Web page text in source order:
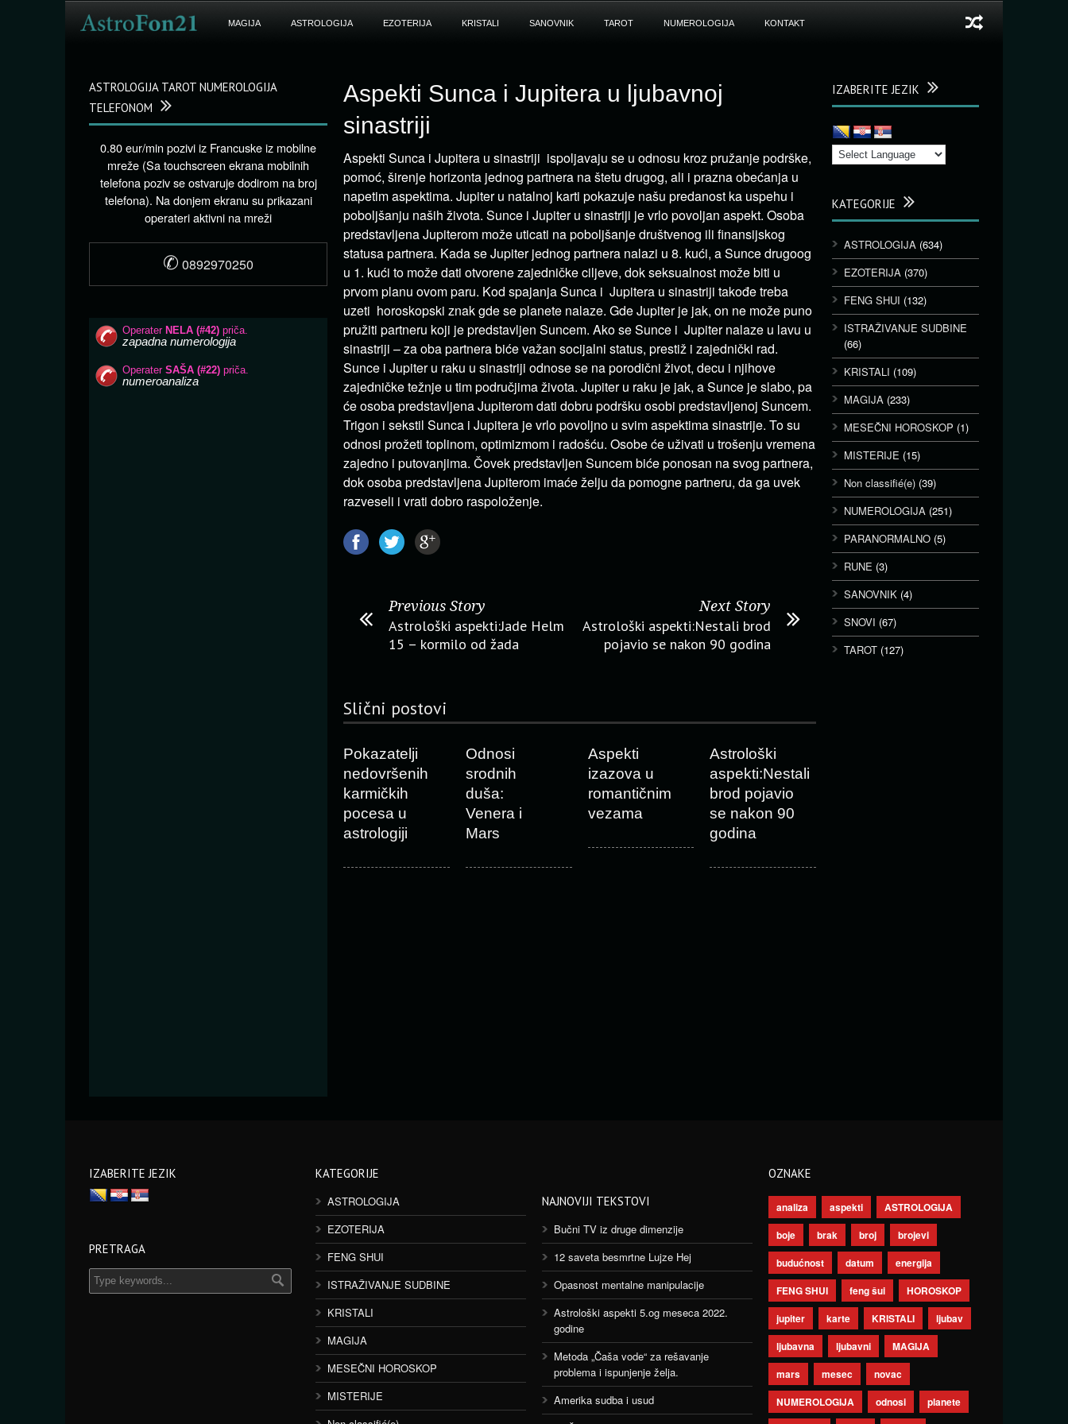
MAGIJA ASTROLOGIJA EZOTERIJA KRISTALI SANOVNIK TAROT NUMEROLOGIJA KONTAKT
Aspekti Sunca i Jupitera u ljubavnoj
sinastriji
Aspekti Sunca i Jupitera u sinastriji ispoljavaju se u odnosu kroz pružanje podrške,
pomoć, širenje horizonta jednog partnera na štetu drugog, ali i prazna obećanja u
napetim aspektima. Jupiter u natalnoj karti pokazuje našu predanost ka uspehu i
poboljšanju naših života. Sunce i Jupiter u sinastriji je vrlo povoljan aspekt. Osoba
predstavljena Jupiterom može uticati na poboljšanje društvenog ili finansijskog
statusa partnera. Kada se Jupiter jednog partnera nalazi u 8. kući, a Sunce drugoog
u 1. kući to može dati otvorene zajedničke ciljeve, dok seksualnost može biti u
prvom planu ovom paru. Kod spajanja Sunca i Jupitera u sinastriji takođe treba
uzeti horoskopski znak gde se planete nalaze. Gde Jupiter je jak, on ne može puno
pružiti partneru koji je predstavljen Suncem. Ako se Sunce i Jupiter nalaze u lavu u
sinastriji – za oba partnera biće važan socijalni status, prestiž i zajednički rad.
Sunce i Jupiter u raku u sinastriji odnose se na porodični život, decu i njihove
zajedničke težnje u tim područjima života. Jupiter u raku je jak, a Sunce je slabo, pa
će osoba predstavljena Jupiterom dati dobru podršku osobi predstavljenoj Suncem.
Trigon i sekstil Sunca i Jupitera je vrlo povoljno u svim aspektima sinastrije. To su
odnosi prožeti toplinom, optimizmom i radošću. Osobe će uživati u trošenju vremena
zajedno i putovanjima. Čovek predstavljen Suncem biće ponosan na svog partnera,
dok osoba predstavljena Jupiterom imaće želju da pomogne partneru, da ga uvek
razveseli i vrati dobro raspoloženje.
Previous Story
Astrološki aspekti:Jade Helm
15 – kormilo od žada
Next Story
Astrološki aspekti:Nestali brod
pojavio se nakon 90 godina
Slični postovi
Pokazatelji
nedovršenih
karmičkih
pocesa u
astrologiji
Odnosi
srodnih
duša:
Venera i
Mars
Aspekti
izazova u
romantičnim
vezama
Astrološki
aspekti:Nestali
brod pojavio
se nakon 90
godina
IZABERITE JEZIK
KATEGORIJE
ASTROLOGIJA (634)
EZOTERIJA (370)
FENG SHUI (132)
ISTRAŽIVANJE SUDBINE
(66)
KRISTALI (109)
MAGIJA (233)
MESEČNI HOROSKOP (1)
MISTERIJE (15)
Non classifié(e) (39)
NUMEROLOGIJA (251)
PARANORMALNO (5)
RUNE (3)
SANOVNIK (4)
SNOVI (67)
TAROT (127)
ASTROLOGIJA TAROT NUMEROLOGIJA
TELEFONOM
0.80 eur/min pozivi iz Francuske iz mobilne
mreže (Sa touchscreen ekrana mobilnih
telefona poziv se ostvaruje dodirom na broj
telefona). Na donjem ekranu su prikazani
operateri aktivni na mreži
✆ 0892970250
IZABERITE JEZIK
PRETRAGA
KATEGORIJE
ASTROLOGIJA
EZOTERIJA
FENG SHUI
ISTRAŽIVANJE SUDBINE
KRISTALI
MAGIJA
MESEČNI HOROSKOP
MISTERIJE
NAJNOVIJI TEKSTOVI
Bučni TV iz druge dimenzije
12 saveta besmrtne Lujze Hej
Opasnost mentalne manipulacije
Astrološki aspekti 5.og meseca 2022.
godine
Metoda „Čaša vode“ za rešavanje
problema i ispunjenje želja.
Amerika sudba i usud
OZNAKE
analiza aspekti
ASTROLOGIJA
boje
brak broj
brojevi
budućnost
datum
energija
FENG SHUI
feng šui
HOROSKOP
jupiter
karte KRISTALI
ljubav
ljubavna
ljubavni
MAGIJA
mars
mesec
novac
NUMEROLOGIJA
odnosi
planete